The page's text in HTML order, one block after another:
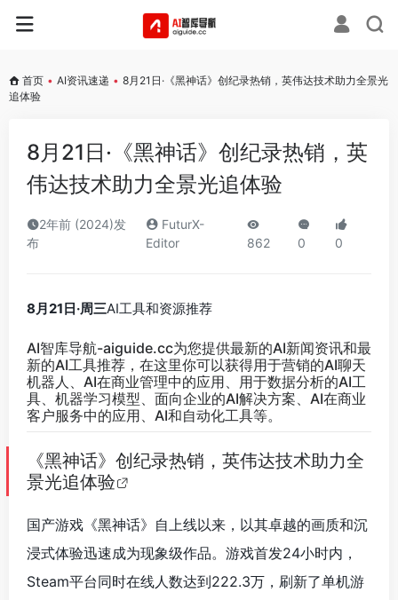
首页 • AI资讯速递 • 8月21日·《黑神话》创纪录热销，英伟达技术助力全景光
追体验
8月21日·《黑神话》创纪录热销，英
伟达技术助力全景光追体验
2年前 (2024)发
布
FuturX-
Editor
862 0 0
8月21日·周三AI工具和资源推荐
AI智库导航-aiguide.cc为您提供最新的AI新闻资讯和最
新的AI工具推荐，在这里你可以获得用于营销的AI聊天
机器人、AI在商业管理中的应用、用于数据分析的AI工
具、机器学习模型、面向企业的AI解决方案、AI在商业
客户服务中的应用、AI和自动化工具等。
《黑神话》创纪录热销，英伟达技术助力全
景光追体验
国产游戏《黑神话》自上线以来，以其卓越的画质和沉
浸式体验迅速成为现象级作品。游戏首发24小时内，
Steam平台同时在线人数达到222.3万，刷新了单机游